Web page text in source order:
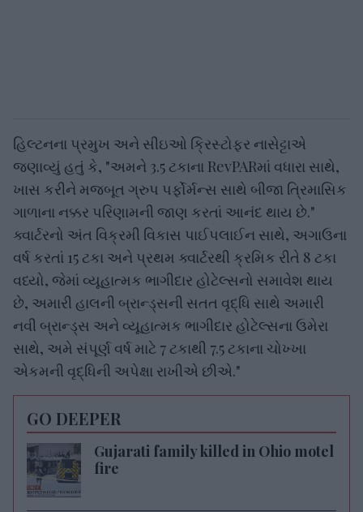
હિલ્ટનના પ્રમુખ અને સીઇઓ ક્રિસ્ટોફર નાસેટ્ટાએ
જણાવ્યું હતું કે, "અમને 3.5 ટકાના RevPARમાં વધારા સાથે,
ખાસ કરીને મજબૂત ગ્રુપ પર્ફોર્મન્સ સાથે બીજા ત્રિમાસિક
ગાળાના નક્કર પરિણામની જાણ કરતાં આનંદ થાય છે."
ક્વાર્ટરનો અંત વિક્રમી વિકાસ પાઈપલાઈન સાથે, અગાઉના
વર્ષ કરતાં 15 ટકા અને પ્રથમ ક્વાર્ટરથી ક્રમિક રીતે 8 ટકા
વધ્યો, જેમાં વ્યૂહાત્મક ભાગીદાર હોટેલ્સનો સમાવેશ થાય
છે, અમારી હાલની બ્રાન્ડ્સની સતત વૃદ્ધિ સાથે અમારી
નવી બ્રાન્ડ્સ અને વ્યૂહાત્મક ભાગીદાર હોટેલ્સના ઉમેરા
સાથે, અમે સંપૂર્ણ વર્ષ માટે 7 ટકાથી 7.5 ટકાના ચોખ્ખા
એકમની વૃદ્ધિની અપેક્ષા રાખીએ છીએ."
GO DEEPER
Gujarati family killed in Ohio motel
fire